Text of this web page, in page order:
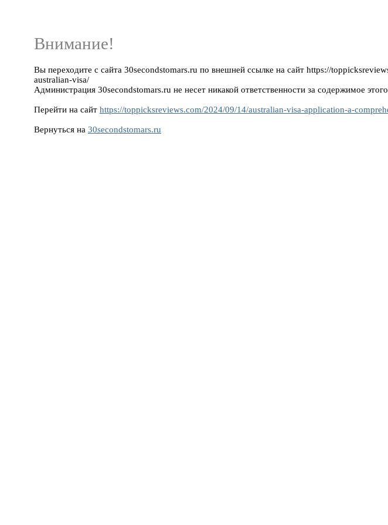
Внимание!
Вы переходите с сайта 30secondstomars.ru по внешней ссылке на сайт https://
australian-visa/
Администрация 30secondstomars.ru не несет никакой ответственности за содержимое
Перейти на сайт https://toppicksreviews.com/2024/09/14/australian-visa-application-a-
Вернуться на 30secondstomars.ru